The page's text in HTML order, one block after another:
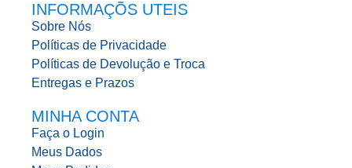
INFORMAÇÕS UTEIS
Sobre Nós
Políticas de Privacidade
Políticas de Devolução e Troca
Entregas e Prazos
MINHA CONTA
Faça o Login
Meus Dados